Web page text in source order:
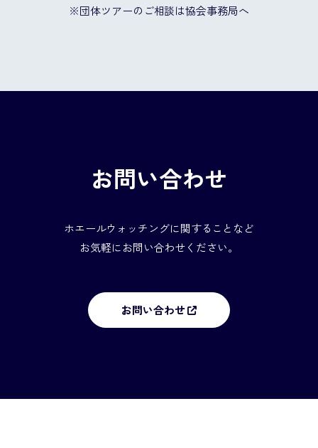
※団体ツアーのご相談は協会事務局へ
お問い合わせ
ホエールウォッチングに関することなど
お気軽にお問い合わせください。
お問い合わせ